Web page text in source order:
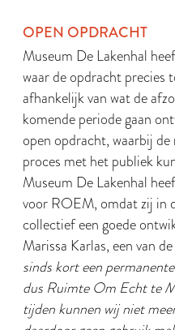
OPEN OPDRACHT
Museum De Lakenhal
waar de opdracht precies
afhankelijk van wat de
komende periode gaan
open opdracht, waarbij
proces met het publiek
Museum De Lakenhal
voor ROEM, omdat zij in
collectief een goede
Marissa Karlas, een van de
sinds kort een
dus Ruimte Om Echt te
tijden kunnen wij niet